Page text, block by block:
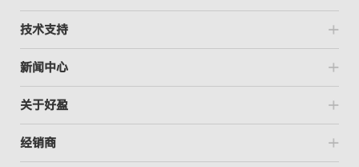
技术支持
新闻中心
关于好盈
经销商